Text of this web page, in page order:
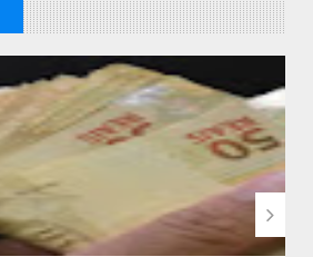
WHAT YOU MIGHT BE LOOKING FOR
